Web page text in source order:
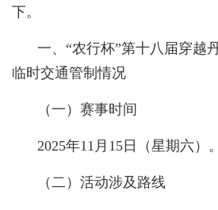
下。
一、“农行杯”第十八届穿越
临时交通管制情况
（一）赛事时间
2025年11月15日（星期六）。
（二）活动涉及路线